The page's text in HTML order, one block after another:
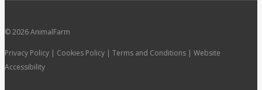
© 2026 AnimalFarm
Privacy Policy | Cookies Policy | Terms and Conditions | Website
Accessibility